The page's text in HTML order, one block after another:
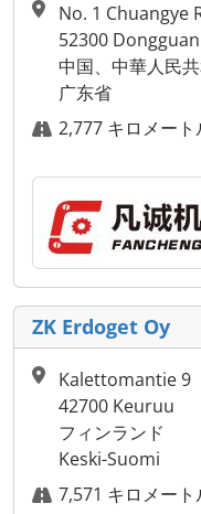
No. 1 Chuangye
52300 Dongguan
中国、中華人民
广东省
2,777 キロメート
ZK Erdoget Oy
Kalettomantie 9
42700 Keuruu
フィンランド
Keski-Suomi
7,571 キロメート